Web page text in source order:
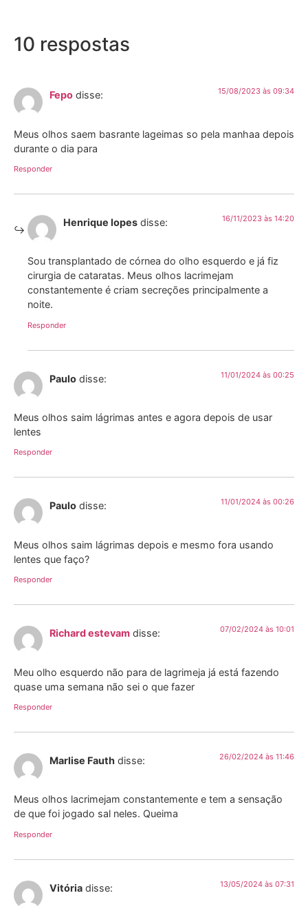
10 respostas
Fepo disse: 15/08/2023 às 09:34
Meus olhos saem basrante lageimas so pela manhaa depois
durante o dia para
Responder
Henrique lopes disse: 16/11/2023 às 14:20
Sou transplantado de córnea do olho esquerdo e já fiz
cirurgia de cataratas. Meus olhos lacrimejam
constantemente é criam secreções principalmente a
noite.
Responder
Paulo disse: 11/01/2024 às 00:25
Meus olhos saim lágrimas antes e agora depois de usar
lentes
Responder
Paulo disse: 11/01/2024 às 00:26
Meus olhos saim lágrimas depois e mesmo fora usando
lentes que faço?
Responder
Richard estevam disse: 07/02/2024 às 10:01
Meu olho esquerdo não para de lagrimeja já está fazendo
quase uma semana não sei o que fazer
Responder
Marlise Fauth disse: 26/02/2024 às 11:46
Meus olhos lacrimejam constantemente e tem a sensação
de que foi jogado sal neles. Queima
Responder
Vitória disse: 13/05/2024 às 07:31